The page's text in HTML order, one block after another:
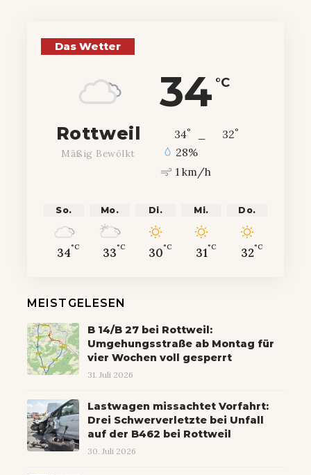
Das Wetter
34 °C
Rottweil
Mäßig Bewölkt
34° 32°
28%
1 km/h
So.
34°C
Mo.
33°C
Di.
30°C
Mi.
31°C
Do.
32°C
MEISTGELESEN
B 14/B 27 bei Rottweil:
Umgehungsstraße ab Montag für
vier Wochen voll gesperrt
31. Juli 2026
Lastwagen missachtet Vorfahrt:
Drei Schwerverletzte bei Unfall
auf der B462 bei Rottweil
30. Juli 2026